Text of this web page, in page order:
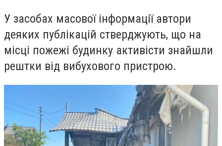
У засобах масової інформації автори
деяких публікацій стверджують, що на
місці пожежі будинку активісти знайшли
рештки від вибухового пристрою.